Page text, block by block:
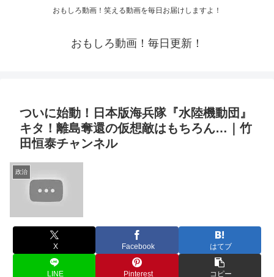
おもしろ動画！笑える動画を毎日お届けしますよ！
おもしろ動画！毎日更新！
ついに始動！日本版海兵隊『水陸機動団』
キタ！離島奪還の仮想敵はもちろん…｜竹
田恒泰チャンネル
政治
X Facebook はてブ
LINE Pinterest コピー